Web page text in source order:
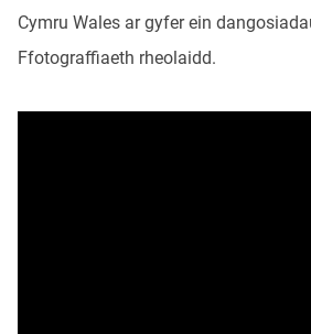
Cymru Wales ar gyfer ein
Ffotograffiaeth rheolaidd.